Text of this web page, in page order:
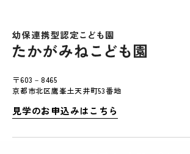
〒603－8465
京都市北区鷹峯土天井町53番地
見学のお申込みはこちら